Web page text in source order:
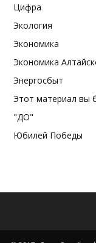
Цифра
Экология
Экономика
Экономика
Энергосбыт
Этот материал вы
"ДО"
Юбилей Победы